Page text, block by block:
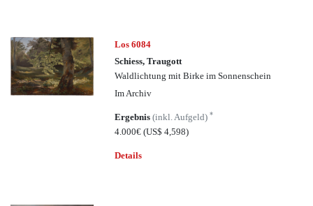
Los 6084
Schiess, Traugott
Waldlichtung mit Birke im Sonnenschein
Im Archiv
Ergebnis(inkl. Aufgeld)*
4.000€(US$ 4,598)
Details